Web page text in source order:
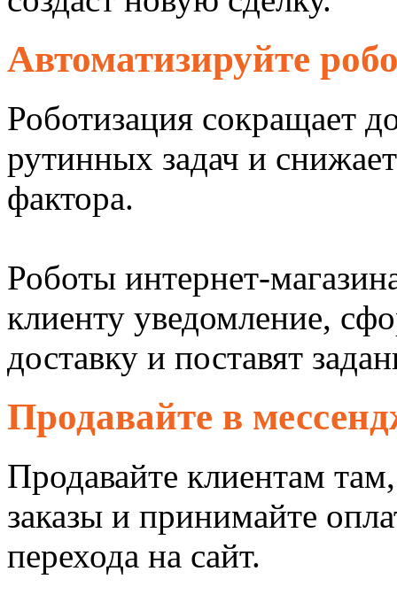
Автоматизируйте
Роботизация сокращает
рутинных задач и
фактора.
Роботы интернет-
клиенту уведомление,
доставку и поставят
Продавайте в
Продавайте клиентам
заказы и принимайте
перехода на сайт.